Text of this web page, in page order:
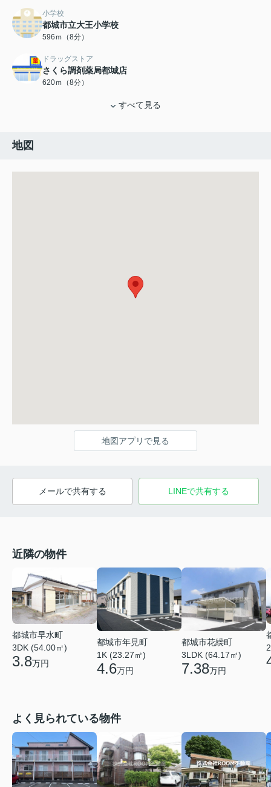
小学校
都城市立大王小学校
596ｍ（8分）
ドラッグストア
さくら調剤薬局都城店
620ｍ（8分）
すべて見る
地図
地図アプリで見る
メールで共有する LINEで共有する
近隣の物件
都城市早水町
3DK (54.00㎡)
3.8万円
都城市年見町
1K (23.27㎡)
4.6万円
都城市花繰町
3LDK (64.17㎡)
7.38万円
よく見られている物件